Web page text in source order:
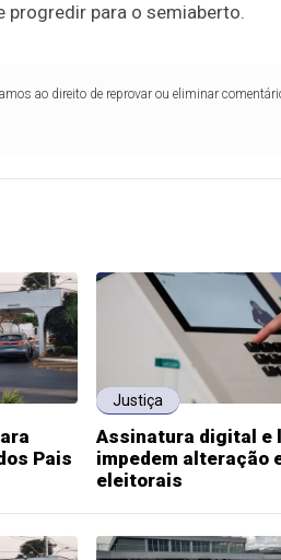
progredir para o semiaberto.
ao direito de reprovar ou eliminar
Pais
Justiça
Assinatura digital e
impedem alteração
eleitorais